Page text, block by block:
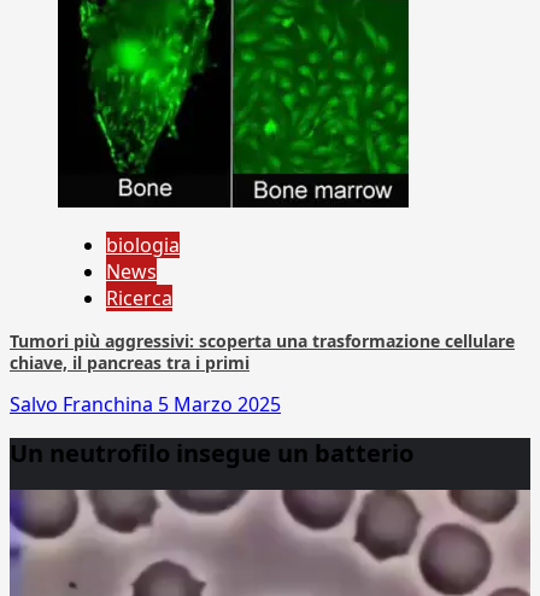
biologia
News
Ricerca
Tumori più aggressivi: scoperta una trasformazione cellulare
chiave, il pancreas tra i primi
Salvo Franchina 5 Marzo 2025
Un neutrofilo insegue un batterio
Player